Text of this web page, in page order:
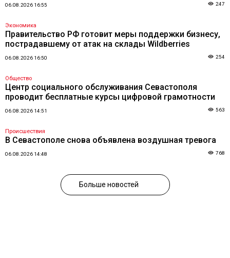
06.08.2026 16:55 247
Экономика
Правительство РФ готовит меры поддержки бизнесу,
пострадавшему от атак на склады Wildberries
06.08.2026 16:50 254
Общество
Центр социального обслуживания Севастополя
проводит бесплатные курсы цифровой грамотности
06.08.2026 14:51 563
Происшествия
В Севастополе снова объявлена воздушная тревога
06.08.2026 14:48 768
Больше новостей